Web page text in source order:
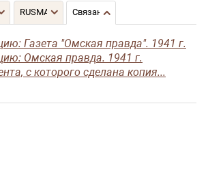
RUSMARC Связанные записи
Газета "Омская правда". 1941 г.
Омская правда. 1941 г.
с которого сделана копия...